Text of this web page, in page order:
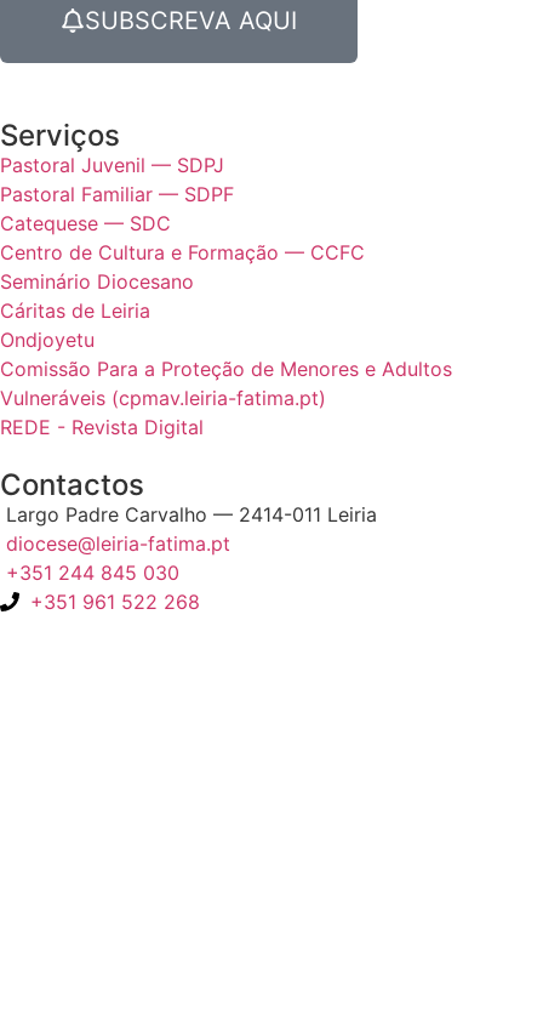
SUBSCREVA AQUI
Serviços
Pastoral Juvenil — SDPJ
Pastoral Familiar — SDPF
Catequese — SDC
Centro de Cultura e Formação — CCFC
Seminário Diocesano
Cáritas de Leiria
Ondjoyetu
Comissão Para a Proteção de Menores e Adultos
Vulneráveis (cpmav.leiria-fatima.pt)
REDE - Revista Digital
Contactos
Largo Padre Carvalho — 2414-011 Leiria
diocese@leiria-fatima.pt
+351 244 845 030
+351 961 522 268